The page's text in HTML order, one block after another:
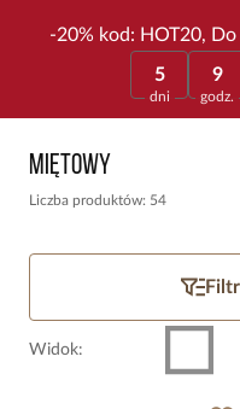
-20% kod: HOT20,
5
dni
9
godz.
Miętowy
Liczba produktów: 54
Widok: